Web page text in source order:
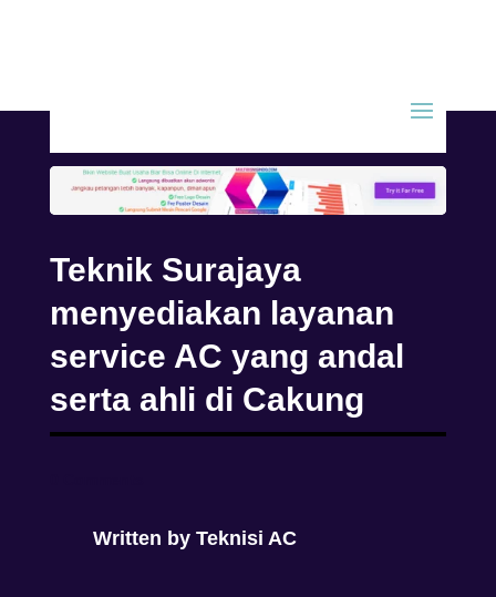
Teknik Surajaya
menyediakan layanan
service AC yang andal
serta ahli di Cakung
Written by Teknisi AC